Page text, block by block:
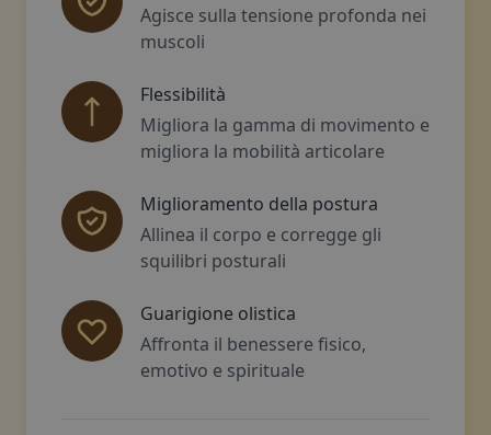
Agisce sulla tensione profonda nei
muscoli
Flessibilità
Migliora la gamma di movimento e
migliora la mobilità articolare
Miglioramento della postura
Allinea il corpo e corregge gli
squilibri posturali
Guarigione olistica
Affronta il benessere fisico,
emotivo e spirituale